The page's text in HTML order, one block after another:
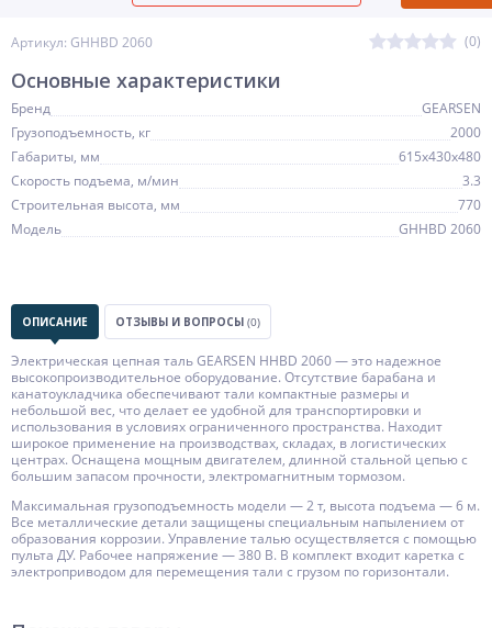
Артикул: GHHBD 2060 (0)
Основные характеристики
Бренд
GEARSEN
Грузоподъемность, кг
2000
Габариты, мм
615x430x480
Скорость подъема, м/мин
3.3
Строительная высота, мм
770
Модель
GHHBD 2060
ОПИСАНИЕ ОТЗЫВЫ И ВОПРОСЫ (0)
Электрическая цепная таль GEARSEN HHBD 2060 — это надежное
высокопроизводительное оборудование. Отсутствие барабана и
канатоукладчика обеспечивают тали компактные размеры и
небольшой вес, что делает ее удобной для транспортировки и
использования в условиях ограниченного пространства. Находит
широкое применение на производствах, складах, в логистических
центрах. Оснащена мощным двигателем, длинной стальной цепью с
большим запасом прочности, электромагнитным тормозом.
Максимальная грузоподъемность модели — 2 т, высота подъема — 6 м.
Все металлические детали защищены специальным напылением от
образования коррозии. Управление талью осуществляется с помощью
пульта ДУ. Рабочее напряжение — 380 В. В комплект входит каретка с
электроприводом для перемещения тали с грузом по горизонтали.